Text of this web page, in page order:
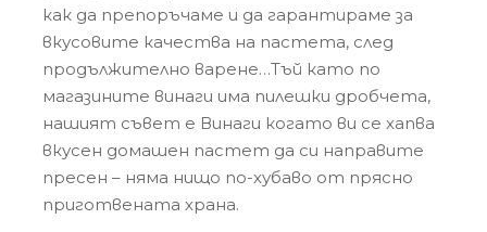
как да препоръчаме и да гарантираме за
вкусовите качества на пастета, след
продължително варене…Тъй като по
магазините винаги има пилешки дробчета,
нашият съвет е Винаги когато ви се хапва
вкусен домашен пастет да си направите
пресен – няма нищо по-хубаво от прясно
приготвената храна.